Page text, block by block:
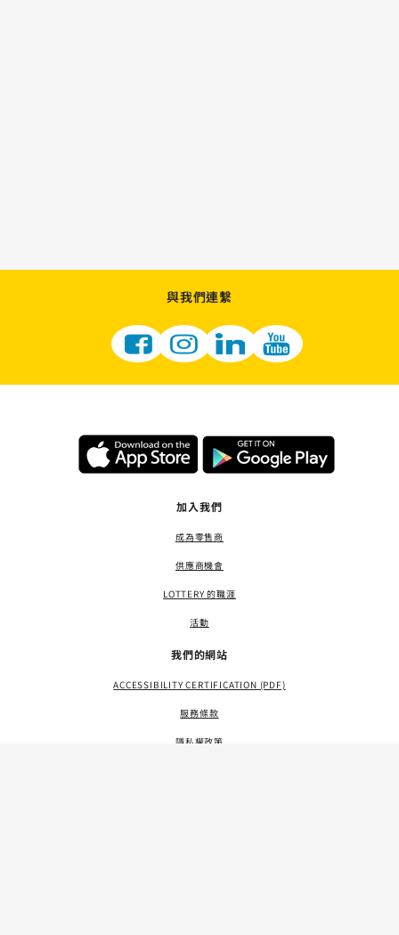
與我們連繫
加入我們
成為零售商
供應商機會
LOTTERY 的職涯
活動
我們的網站
ACCESSIBILITY CERTIFICATION (PDF)
服務條款
隱私權政策